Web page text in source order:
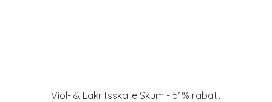
Viol- & Lakritsskalle Skum - 51% rabatt